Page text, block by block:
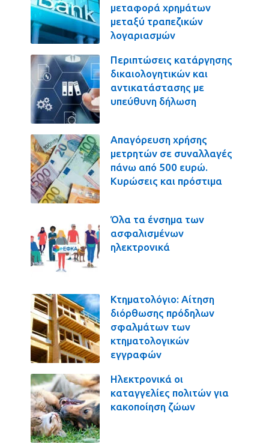
μεταφορά χρημάτων
μεταξύ τραπεζικών
λογαριασμών
Περιπτώσεις κατάργησης
δικαιολογητικών και
αντικατάστασης με
υπεύθυνη δήλωση
Απαγόρευση χρήσης
μετρητών σε συναλλαγές
πάνω από 500 ευρώ.
Κυρώσεις και πρόστιμα
Όλα τα ένσημα των
ασφαλισμένων
ηλεκτρονικά
Κτηματολόγιο: Αίτηση
διόρθωσης πρόδηλων
σφαλμάτων των
κτηματολογικών
εγγραφών
Ηλεκτρονικά οι
καταγγελίες πολιτών για
κακοποίηση ζώων